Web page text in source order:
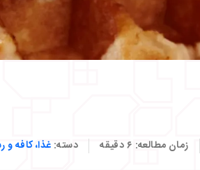
زمان مطالعه: ۶دقیقه دسته: غذا، کافه و